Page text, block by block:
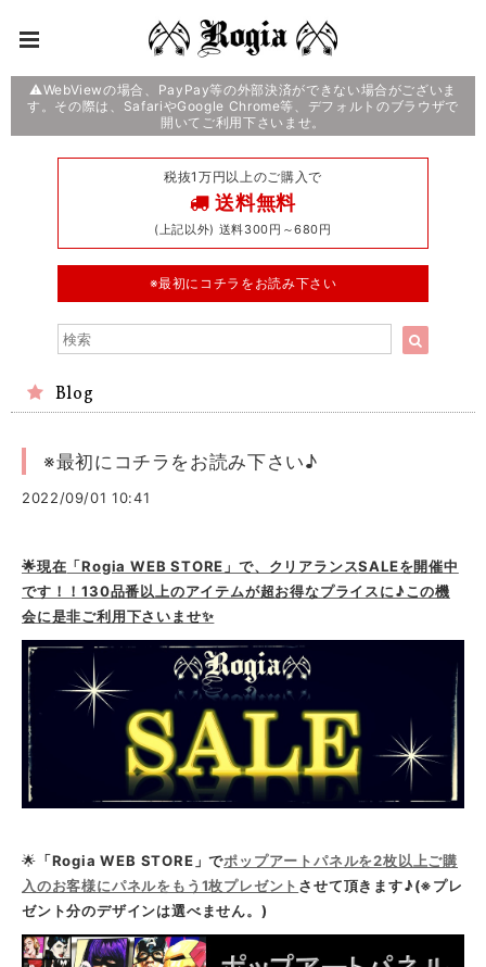
⚠️WebViewの場合、PayPay等の外部決済ができない場合がございま
す。その際は、SafariやGoogle Chrome等、デフォルトのブラウザで
開いてご利用下さいませ。
税抜1万円以上のご購入で
送料無料
(上記以外) 送料300円～680円
※最初にコチラをお読み下さい
Blog
※最初にコチラをお読み下さい♪
2022/09/01 10:41
🌟現在 「Rogia WEB STORE」で、クリアランスSALEを開催中
です！！130品番以上のアイテムが超お得なプライスに♪この機
会に是非ご利用下さいませ✨
🌟 「Rogia WEB STORE」でポップアートパネルを2枚以上ご購
入のお客様にパネルをもう1枚プレゼント させて頂きます♪(※プレ
ゼント分のデザインは選べません。)